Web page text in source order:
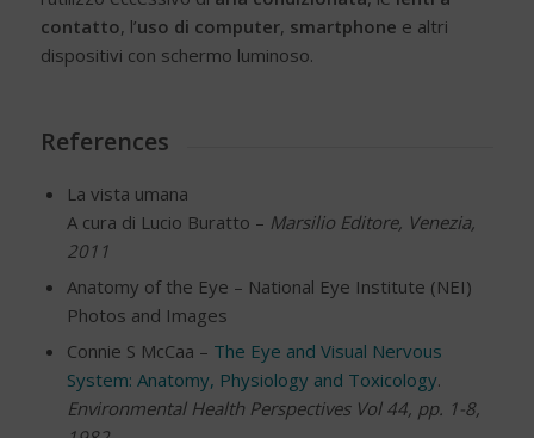
contatto, l’uso di computer, smartphone e altri
dispositivi con schermo luminoso.
References
La vista umana
A cura di Lucio Buratto – Marsilio Editore, Venezia,
2011
Anatomy of the Eye – National Eye Institute (NEI)
Photos and Images
Connie S McCaa – The Eye and Visual Nervous
System: Anatomy, Physiology and Toxicology.
Environmental Health Perspectives Vol 44, pp. 1-8,